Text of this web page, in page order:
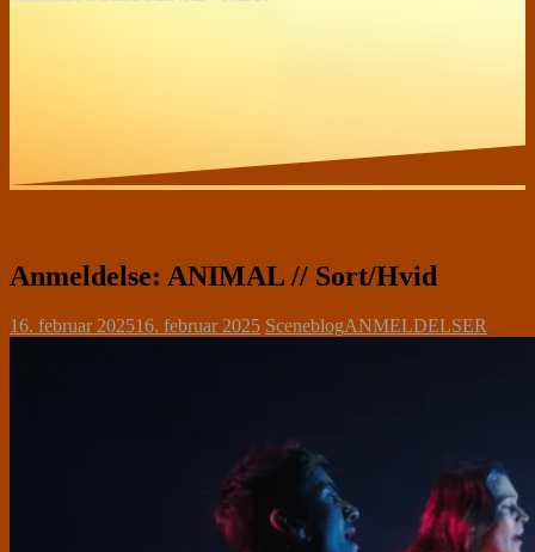
Anmeldelse: ANIMAL // Sort/Hvid
16. februar 202516. februar 2025 SceneblogANMELDELSER